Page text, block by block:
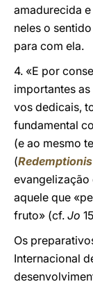
amadurecida
neles o
para com ela.
4. «E por
importantes
vos dedicais,
fundamental
(e ao mesmo
(
evangelização
aquele que
fruto» (cf. Jo
Os
Internacional